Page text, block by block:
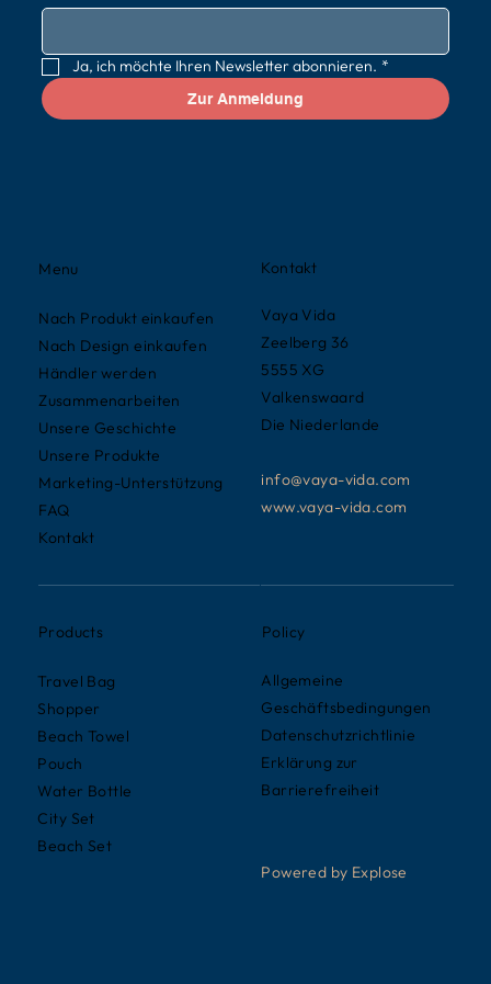
Kontakt
Vaya Vida
Zeelberg 36
5555 XG
Valkenswaard
Die Niederlande
info@vaya-vida.com
www.vaya-vida.com
Menu
Nach Produkt einkaufen
Nach Design einkaufen
Händler werden
Zusammenarbeiten
Unsere Geschichte
Unsere Produkte
Marketing-Unterstützung
FAQ
Kontakt
Products
Travel Bag
Shopper
Beach Towel
Pouch
Water Bottle
City Set
Beach Set
Policy
Allgemeine
Geschäftsbedingungen
Datenschutzrichtlinie
Erklärung zur
Barrierefreiheit
Powered by Explose
Ja, ich möchte Ihren Newsletter abonnieren. *
Zur Anmeldung